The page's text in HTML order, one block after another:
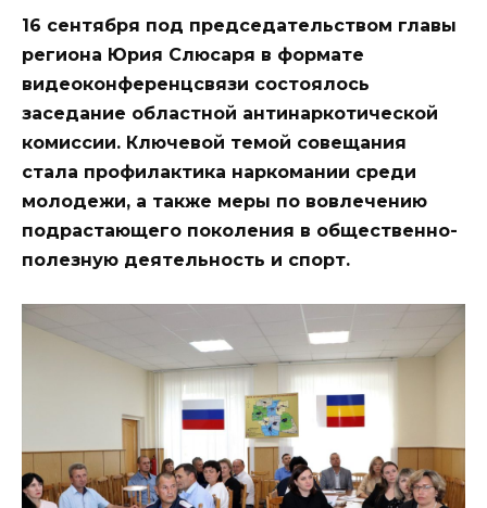
16 сентября под председательством главы
региона Юрия Слюсаря в формате
видеоконференцсвязи состоялось
заседание областной антинаркотической
комиссии. Ключевой темой совещания
стала профилактика наркомании среди
молодежи, а также меры по вовлечению
подрастающего поколения в общественно-
полезную деятельность и спорт.